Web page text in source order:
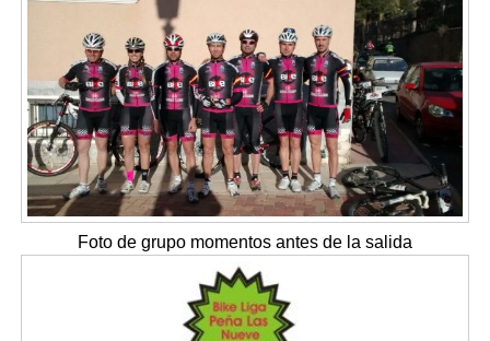
Foto de grupo momentos antes de la salida